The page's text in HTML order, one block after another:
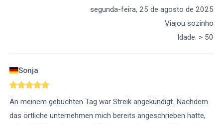
segunda-feira, 25 de agosto de 2025
Viajou sozinho
Idade: > 50
Sonja
An meinem gebuchten Tag war Streik angekündigt. Nachdem
das örtliche unternehmen mich bereits angeschrieben hatte,